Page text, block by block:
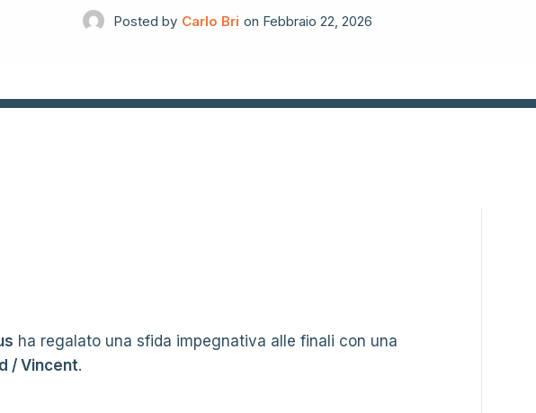
Posted by Carlo Bri on Febbraio 22, 2026
ha regalato una sfida impegnativa alle finali con una
/ Vincent.